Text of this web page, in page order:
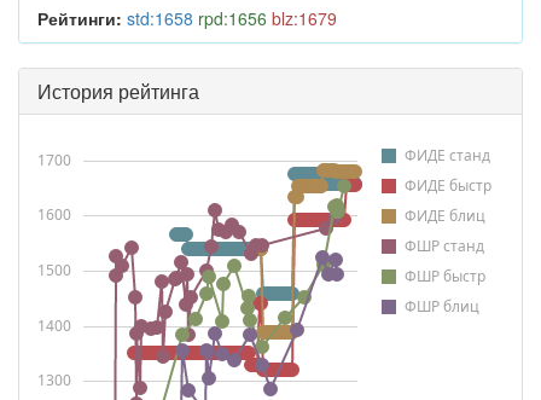
Рейтинги: std:1658 rpd:1656 blz:1679
История рейтинга
ФИДЕ станд
ФИДЕ быстр
ФИДЕ блиц
ФШР станд
ФШР быстр
ФШР блиц
1300
1400
1500
1600
1700